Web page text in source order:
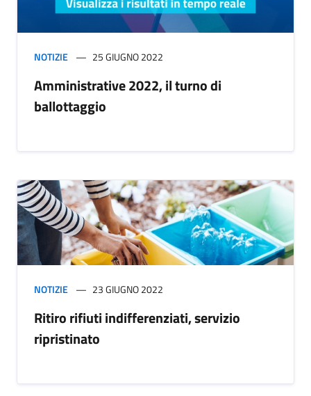
NOTIZIE 25 GIUGNO 2022
Amministrative 2022, il turno di
ballottaggio
NOTIZIE 23 GIUGNO 2022
Ritiro rifiuti indifferenziati, servizio
ripristinato